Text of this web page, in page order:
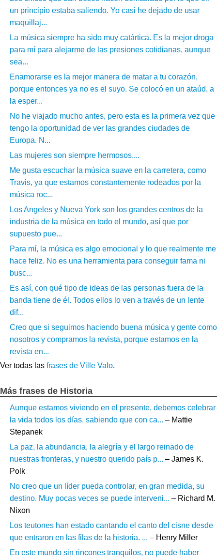
un principio estaba saliendo. Yo casi he dejado de usar
maquillaj...
La música siempre ha sido muy catártica. Es la mejor droga
para mí para alejarme de las presiones cotidianas, aunque
sea...
Enamorarse es la mejor manera de matar a tu corazón,
porque entonces ya no es el suyo. Se colocó en un ataúd, a
la esper...
No he viajado mucho antes, pero esta es la primera vez que
tengo la oportunidad de ver las grandes ciudades de
Europa. N...
Las mujeres son siempre hermosos....
Me gusta escuchar la música suave en la carretera, como
Travis, ya que estamos constantemente rodeados por la
música roc...
Los Angeles y Nueva York son los grandes centros de la
industria de la música en todo el mundo, así que por
supuesto pue...
Para mí, la música es algo emocional y lo que realmente me
hace feliz. No es una herramienta para conseguir fama ni
busc...
Es así, con qué tipo de ideas de las personas fuera de la
banda tiene de él. Todos ellos lo ven a través de un lente
dif...
Creo que si seguimos haciendo buena música y gente como
nosotros y compramos la revista, porque estamos en la
revista en...
Ver todas las frases de Ville Valo.
Más frases de Historia
Aunque estamos viviendo en el presente, debemos celebrar
la vida todos los días, sabiendo que con ca... – Mattie
Stepanek
La paz, la abundancia, la alegría y el largo reinado de
nuestras fronteras, y nuestro querido país p... – James K.
Polk
No creo que un líder pueda controlar, en gran medida, su
destino. Muy pocas veces se puede interveni... – Richard M.
Nixon
Los teutones han estado cantando el canto del cisne desde
que entraron en las filas de la historia. ... – Henry Miller
En este mundo sin rincones tranquilos, no puede haber